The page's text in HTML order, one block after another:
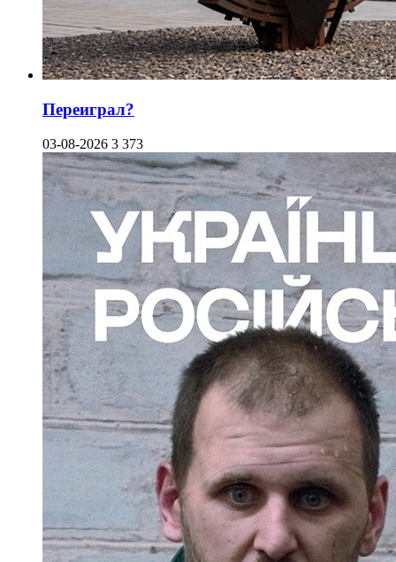
Переиграл?
03-08-2026 3 373